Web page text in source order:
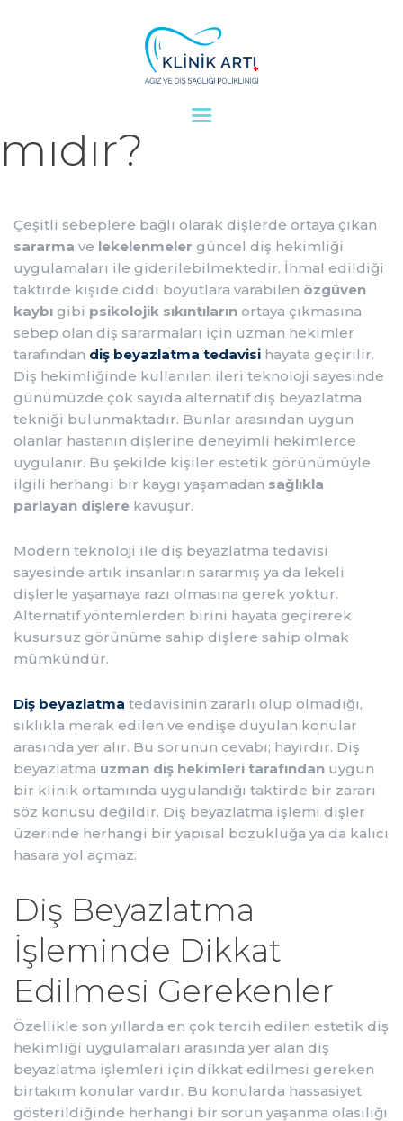
KURUMSAL
DOKTORLARIMIZ
TEDAVILER
VAKALAR
KVKK AYDINLATMA
METNI
BLOG
KLINIĞIMIZ
İLETIŞIM
Diş Beyazlatma
mıdır?
Çeşitli sebeplere bağlı olarak dişlerde ortaya çıkan
sararma ve lekelenmeler güncel diş hekimliği
uygulamaları ile giderilebilmektedir. İhmal edildiği
taktirde kişide ciddi boyutlara varabilen özgüven
kaybı gibi psikolojik sıkıntıların ortaya çıkmasına
sebep olan diş sararmaları için uzman hekimler
tarafından diş beyazlatma tedavisi hayata geçirilir.
Diş hekimliğinde kullanılan ileri teknoloji sayesinde
günümüzde çok sayıda alternatif diş beyazlatma
tekniği bulunmaktadır. Bunlar arasından uygun
olanlar hastanın dişlerine deneyimli hekimlerce
uygulanır. Bu şekilde kişiler estetik görünümüyle
ilgili herhangi bir kaygı yaşamadan sağlıkla
parlayan dişlere kavuşur.
Modern teknoloji ile diş beyazlatma tedavisi
sayesinde artık insanların sararmış ya da lekeli
dişlerle yaşamaya razı olmasına gerek yoktur.
Alternatif yöntemlerden birini hayata geçirerek
kusursuz görünüme sahip dişlere sahip olmak
mümkündür.
Diş beyazlatma tedavisinin zararlı olup olmadığı,
sıklıkla merak edilen ve endişe duyulan konular
arasında yer alır. Bu sorunun cevabı; hayırdır. Diş
beyazlatma uzman diş hekimleri tarafından uygun
bir klinik ortamında uygulandığı taktirde bir zararı
söz konusu değildir. Diş beyazlatma işlemi dişler
üzerinde herhangi bir yapısal bozukluğa ya da kalıcı
hasara yol açmaz.
Diş Beyazlatma
İşleminde Dikkat
Edilmesi Gerekenler
Özellikle son yıllarda en çok tercih edilen estetik diş
hekimliği uygulamaları arasında yer alan diş
beyazlatma işlemleri için dikkat edilmesi gereken
birtakım konular vardır. Bu konularda hassasiyet
gösterildiğinde herhangi bir sorun yaşanma olasılığı